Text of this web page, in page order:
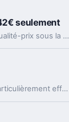
seulement
Tout simplement un des meilleurs rapports qualité-prix sous la barre des 50 euros.
Alors que OnePlus ou encore Huawei sont particulièrement efficaces en ce moment sur le segment des smartphones Android autour des 500 euros, Samsung tente de s'insérer dans la compétition avec son Galaxy A8 dont voici le test.